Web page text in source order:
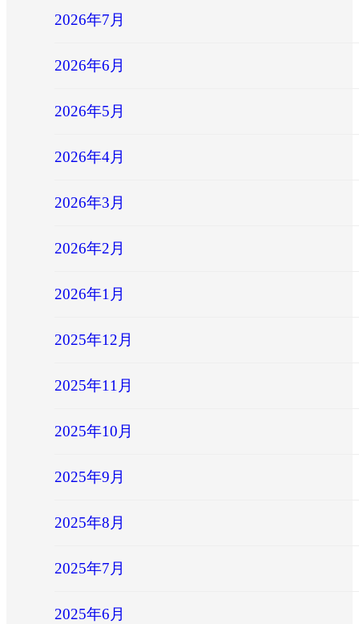
2026年7月
2026年6月
2026年5月
2026年4月
2026年3月
2026年2月
2026年1月
2025年12月
2025年11月
2025年10月
2025年9月
2025年8月
2025年7月
2025年6月